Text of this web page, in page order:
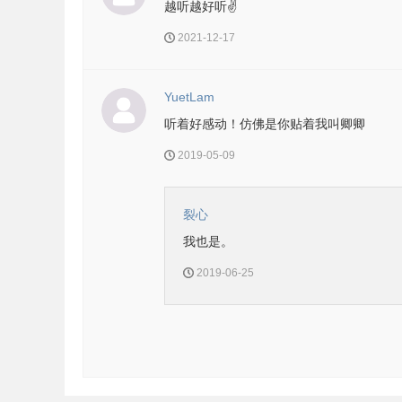
越听越好听✌️
2021-12-17
YuetLam
听着好感动！仿佛是你贴着我叫卿卿
2019-05-09
裂心
我也是。
2019-06-25